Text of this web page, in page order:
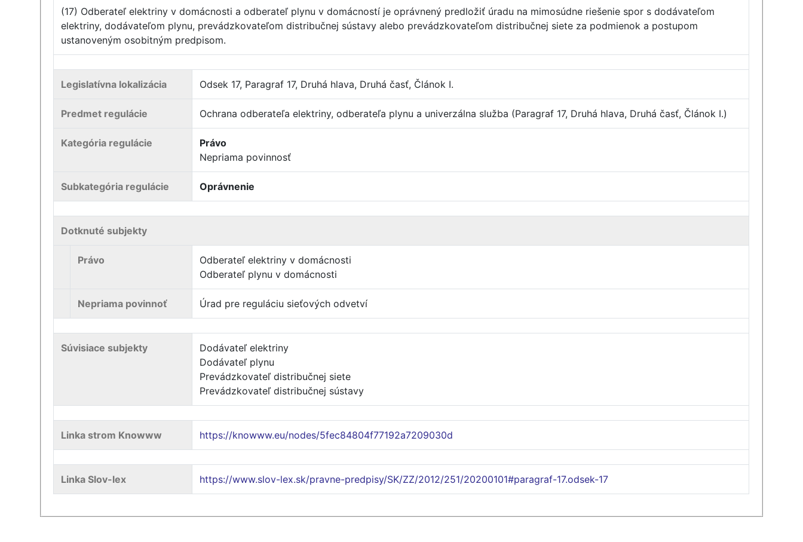
(17) Odberateľ elektriny v domácnosti a odberateľ plynu v domácností je oprávnený predložiť úradu na mimosúdne riešenie spor s dodávateľom
elektriny, dodávateľom plynu, prevádzkovateľom distribučnej sústavy alebo prevádzkovateľom distribučnej siete za podmienok a postupom
ustanoveným osobitným predpisom.
Legislatívna lokalizácia Odsek 17, Paragraf 17, Druhá hlava, Druhá časť, Článok I.
Predmet regulácie Ochrana odberateľa elektriny, odberateľa plynu a univerzálna služba (Paragraf 17, Druhá hlava, Druhá časť, Článok I.)
Kategória regulácie
Právo
Nepriama povinnosť
Subkategória regulácie Oprávnenie
Dotknuté subjekty
Právo
Odberateľ elektriny v domácnosti
Odberateľ plynu v domácnosti
Nepriama povinnoť Úrad pre reguláciu sieťových odvetví
Súvisiace subjekty
Dodávateľ elektriny
Dodávateľ plynu
Prevádzkovateľ distribučnej siete
Prevádzkovateľ distribučnej sústavy
Linka strom Knowww https://knowww.eu/nodes/5fec84804f77192a7209030d
Linka Slov-lex https://www.slov-lex.sk/pravne-predpisy/SK/ZZ/2012/251/20200101#paragraf-17.odsek-17